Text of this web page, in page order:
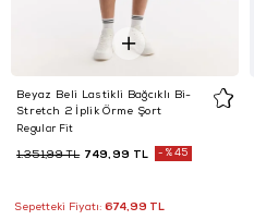
Beyaz Beli Lastikli Bağcıklı Bi-
Stretch 2 İplik Örme Şort
Regular Fit
749,99 TL
1.351,99 TL %45
Sepetteki Fiyatı: 674,99 TL